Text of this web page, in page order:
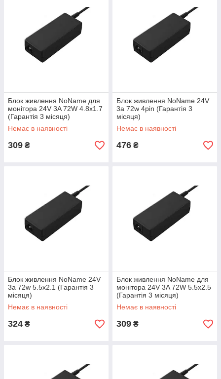
Блок живлення NoName для
монітора 24V 3A 72W 4.8x1.7
(Гарантія 3 місяця)
Немає в наявності
309 ₴
Блок живлення NoName 24V
3a 72w 4pin (Гарантія 3
місяця)
Немає в наявності
476 ₴
Блок живлення NoName 24V
3a 72w 5.5x2.1 (Гарантія 3
місяця)
Немає в наявності
324 ₴
Блок живлення NoName для
монітора 24V 3A 72W 5.5x2.5
(Гарантія 3 місяця)
Немає в наявності
309 ₴